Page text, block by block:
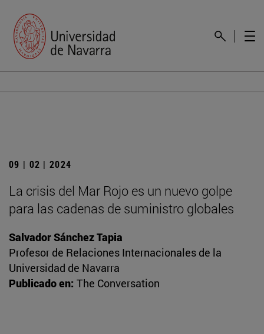
09 | 02 | 2024
La crisis del Mar Rojo es un nuevo golpe
para las cadenas de suministro globales
Salvador Sánchez Tapia
Profesor de Relaciones Internacionales de la
Universidad de Navarra
Publicado en: The Conversation